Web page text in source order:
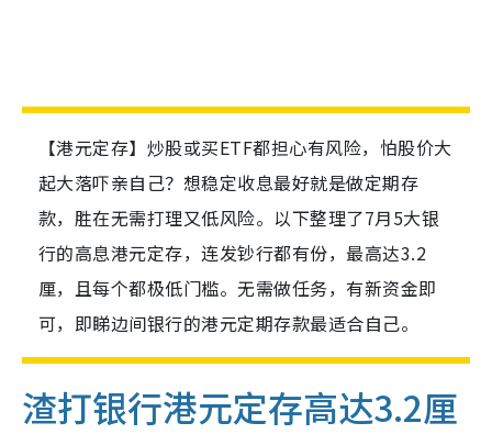
【港元定存】炒股或买ETF都担心有风险，怕股价大
起大落吓亲自己？想稳定收息最好就是做定期存
款，胜在无需打理又低风险。以下整理了7月5大银
行的高息港元定存，连发钞行都有份，最高达3.2
厘，且每个都极低门槛。无需做任务，有新资金即
可，即睇边间银行的港元定期存款最适合自己。
渣打银行港元定存高达3.2厘